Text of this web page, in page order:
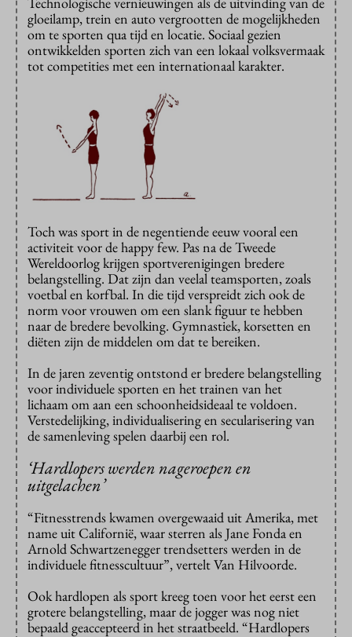
gloeilamp, trein en auto vergrootten de mogelijkheden
om te sporten qua tijd en locatie. Sociaal gezien
ontwikkelden sporten zich van een lokaal volksvermaak
tot competities met een internationaal karakter.
Toch was sport in de negentiende eeuw vooral een
activiteit voor de happy few. Pas na de Tweede
Wereldoorlog krijgen sportverenigingen bredere
belangstelling. Dat zijn dan veelal teamsporten, zoals
voetbal en korfbal. In die tijd verspreidt zich ook de
norm voor vrouwen om een slank figuur te hebben
naar de bredere bevolking. Gymnastiek, korsetten en
diëten zijn de middelen om dat te bereiken.
In de jaren zeventig ontstond er bredere belangstelling
voor individuele sporten en het trainen van het
lichaam om aan een schoonheidsideaal te voldoen.
Verstedelijking, individualisering en secularisering van
de samenleving spelen daarbij een rol.
‘Hardlopers werden nageroepen en
uitgelachen’
“Fitnesstrends kwamen overgewaaid uit Amerika, met
name uit Californië, waar sterren als Jane Fonda en
Arnold Schwartzenegger trendsetters werden in de
individuele fitnesscultuur”, vertelt Van Hilvoorde.
Ook hardlopen als sport kreeg toen voor het eerst een
grotere belangstelling, maar de jogger was nog niet
bepaald geaccepteerd in het straatbeeld. “Hardlopers